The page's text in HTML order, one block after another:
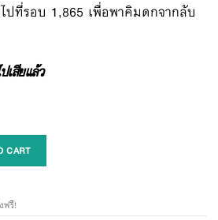
ปที่รอบ 1,865 เพื่อพาคิมดกจากลับ
เสียแล้ว
CART
ฟรี!